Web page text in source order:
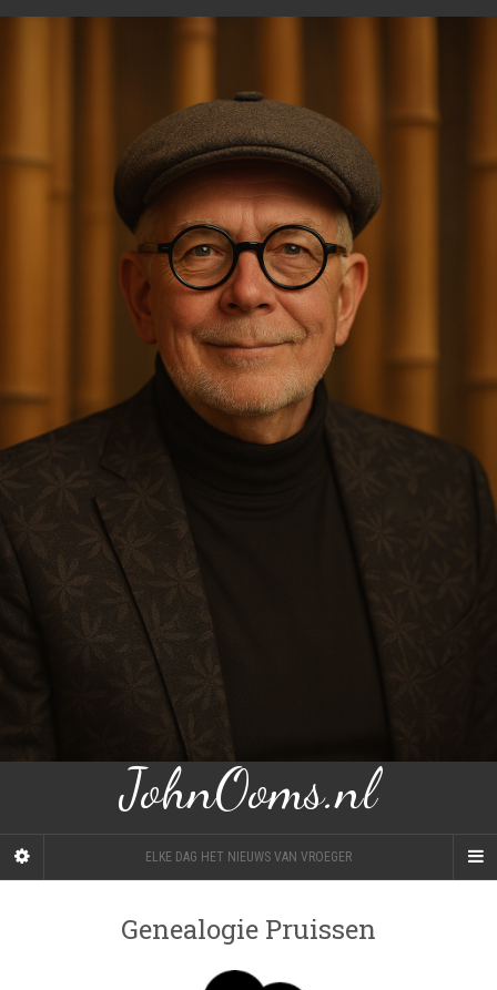
JohnOoms.nl
ELKE DAG HET NIEUWS VAN VROEGER
Genealogie Pruissen